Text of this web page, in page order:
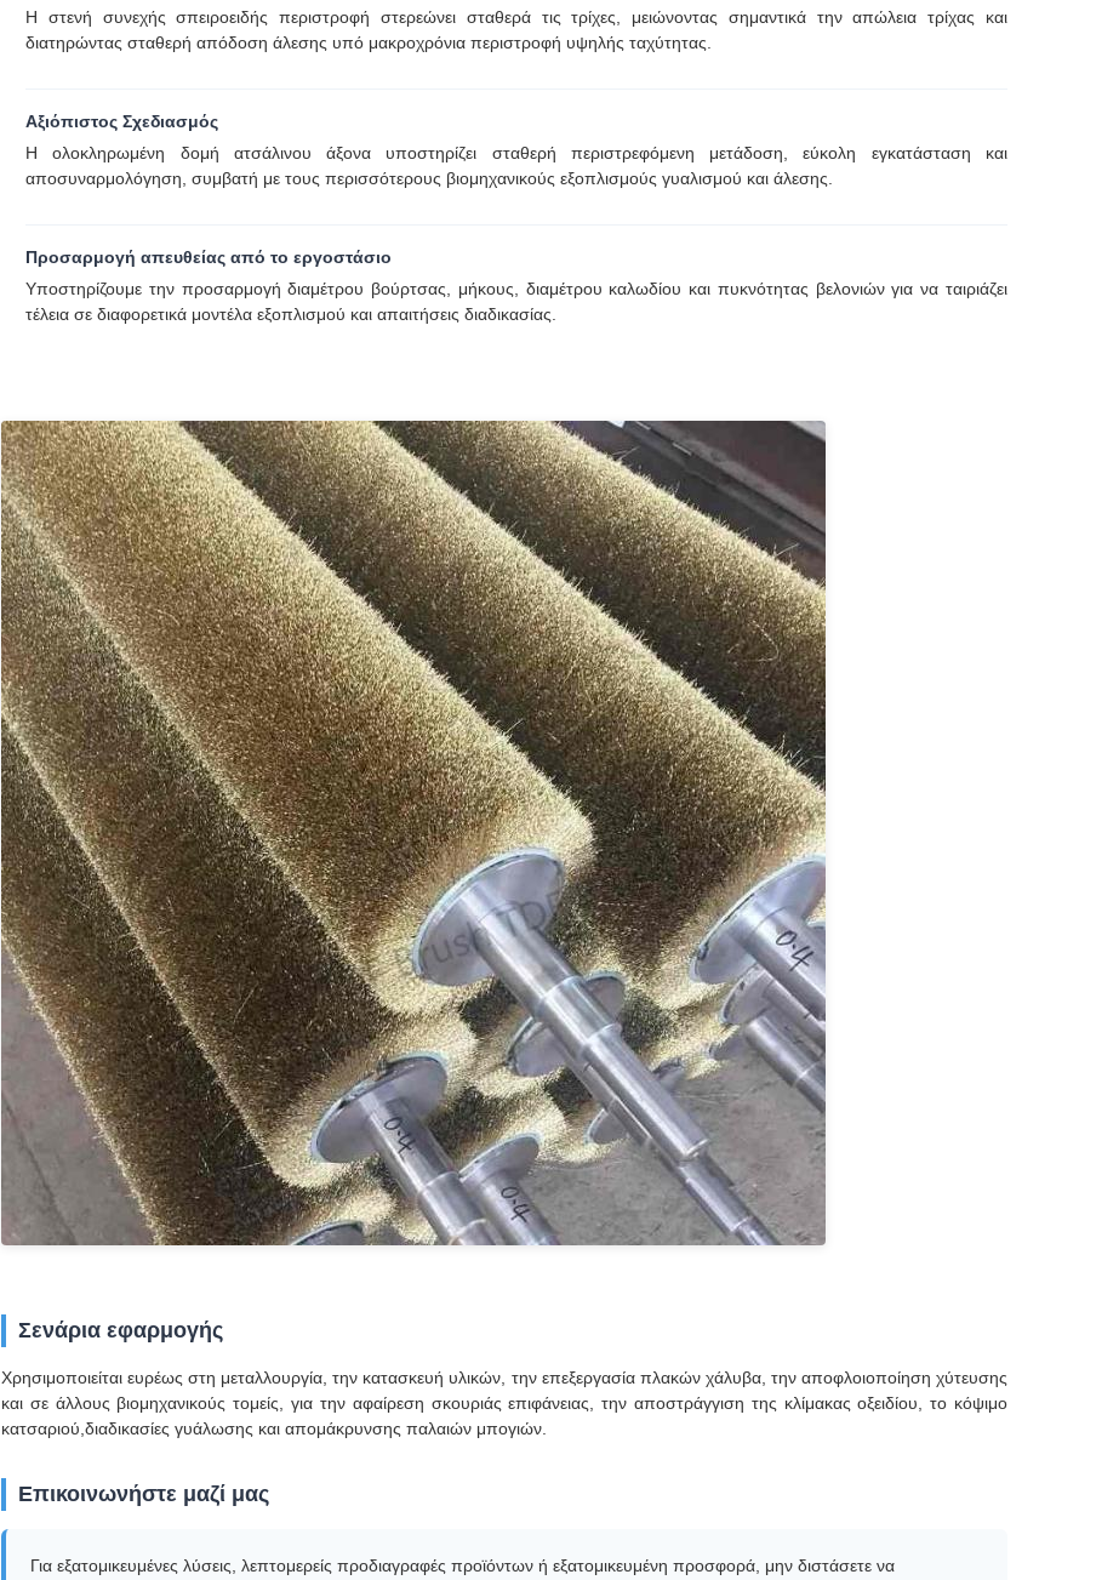
Η στενή συνεχής σπειροειδής περιστροφή στερεώνει σταθερά τις τρίχες, μειώνοντας σημαντικά την απώλεια τρίχας και
διατηρώντας σταθερή απόδοση άλεσης υπό μακροχρόνια περιστροφή υψηλής ταχύτητας.
Αξιόπιστος Σχεδιασμός
Η ολοκληρωμένη δομή ατσάλινου άξονα υποστηρίζει σταθερή περιστρεφόμενη μετάδοση, εύκολη εγκατάσταση και
αποσυναρμολόγηση, συμβατή με τους περισσότερους βιομηχανικούς εξοπλισμούς γυαλισμού και άλεσης.
Προσαρμογή απευθείας από το εργοστάσιο
Υποστηρίζουμε την προσαρμογή διαμέτρου βούρτσας, μήκους, διαμέτρου καλωδίου και πυκνότητας βελονιών για να ταιριάζει
τέλεια σε διαφορετικά μοντέλα εξοπλισμού και απαιτήσεις διαδικασίας.
Σενάρια εφαρμογής
Χρησιμοποιείται ευρέως στη μεταλλουργία, την κατασκευή υλικών, την επεξεργασία πλακών χάλυβα, την αποφλοιοποίηση χύτευσης
και σε άλλους βιομηχανικούς τομείς, για την αφαίρεση σκουριάς επιφάνειας, την αποστράγγιση της κλίμακας οξειδίου, το κόψιμο
κατσαριού,διαδικασίες γυάλωσης και απομάκρυνσης παλαιών μπογιών.
Επικοινωνήστε μαζί μας
Για εξατομικευμένες λύσεις, λεπτομερείς προδιαγραφές προϊόντων ή εξατομικευμένη προσφορά, μην διστάσετε να